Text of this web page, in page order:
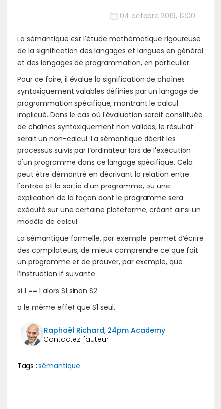
04 octobre 2019, 12:00
La sémantique est l'étude mathématique rigoureuse
de la signification des langages et langues en général
et des langages de programmation, en particulier.
Pour ce faire, il évalue la signification de chaînes
syntaxiquement valables définies par un langage de
programmation spécifique, montrant le calcul
impliqué. Dans le cas où l'évaluation serait constituée
de chaînes syntaxiquement non valides, le résultat
serait un non-calcul. La sémantique décrit les
processus suivis par l’ordinateur lors de l'exécution
d'un programme dans ce langage spécifique. Cela
peut être démontré en décrivant la relation entre
l'entrée et la sortie d'un programme, ou une
explication de la façon dont le programme sera
exécuté sur une certaine plateforme, créant ainsi un
modèle de calcul.
La sémantique formelle, par exemple, permet d’écrire
des compilateurs, de mieux comprendre ce que fait
un programme et de prouver, par exemple, que
l’instruction if suivante
si 1 == 1 alors S1 sinon S2
a le même effet que S1 seul.
Raphaël Richard, 24pm Academy
Tags : sémantique